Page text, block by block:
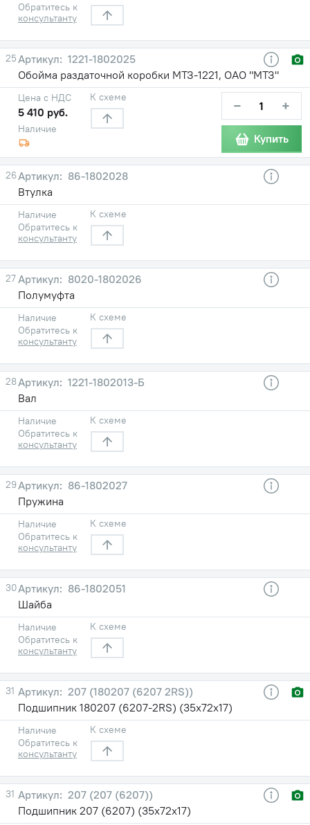
Обратитесь к
консультанту
25
1221-1802025
Обойма раздаточной коробки МТЗ-1221, ОАО "МТЗ"
Наличие
Цена с НДС
5 410 руб.
К схеме − +
Купить
26
86-1802028
Втулка
Наличие
Обратитесь к
консультанту
К схеме
27
8020-1802026
Полумуфта
Наличие
Обратитесь к
консультанту
К схеме
28
1221-1802013-Б
Вал
Наличие
Обратитесь к
консультанту
К схеме
29
86-1802027
Пружина
Наличие
Обратитесь к
консультанту
К схеме
30
86-1802051
Шайба
Наличие
Обратитесь к
консультанту
К схеме
31
207 (180207 (6207 2RS))
Подшипник 180207 (6207-2RS) (35х72х17)
Наличие
Обратитесь к
консультанту
К схеме
31
207 (207 (6207))
Подшипник 207 (6207) (35х72х17)